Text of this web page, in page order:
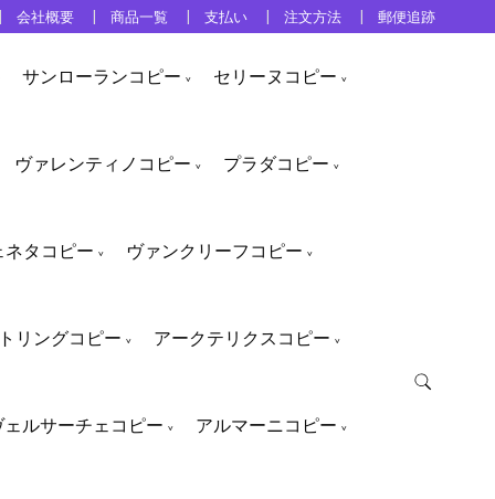
会社概要 商品一覧 支払い 注文方法 郵便追跡
サンローランコピー セリーヌコピー
ヴァレンティノコピー プラダコピー
タコピー ヴァンクリーフコピー
リングコピー アークテリクスコピー
ェルサーチェコピー アルマーニコピー